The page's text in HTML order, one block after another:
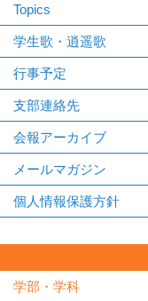
Topics
学生歌・逍遥歌
行事予定
支部連絡先
会報アーカイブ
メールマガジン
個人情報保護方針
学部・学科